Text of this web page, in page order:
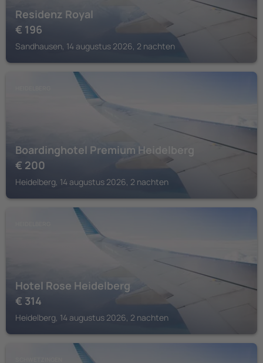
Residenz Royal
€ 196
Sandhausen, 14 augustus 2026, 2 nachten
Boardinghotel Premium Heidelberg
€ 200
Heidelberg, 14 augustus 2026, 2 nachten
Hotel Rose Heidelberg
€ 314
Heidelberg, 14 augustus 2026, 2 nachten